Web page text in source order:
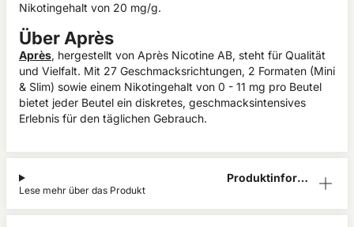
Nikotingehalt von 20 mg/g.
Über Après
Après, hergestellt von Après Nicotine AB, steht für Qualität
und Vielfalt. Mit 27 Geschmacksrichtungen, 2 Formaten (Mini
& Slim) sowie einem Nikotingehalt von 0 - 11 mg pro Beutel
bietet jeder Beutel ein diskretes, geschmacksintensives
Erlebnis für den täglichen Gebrauch.
Produktinform
Lese mehr über das Produkt